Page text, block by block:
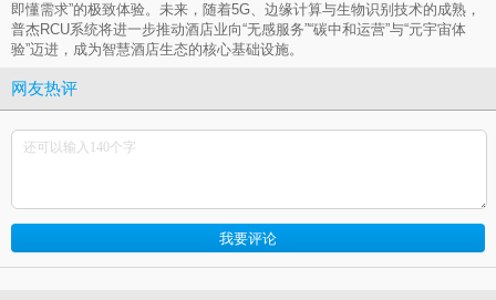
即懂需求”的极致体验。未来，随着5G、边缘计算与生物识别技术的成熟，
普杰RCU系统将进一步推动酒店业向“无感服务”“碳中和运营”与“元宇宙体
验”迈进，成为智慧酒店生态的核心基础设施。
网友热评